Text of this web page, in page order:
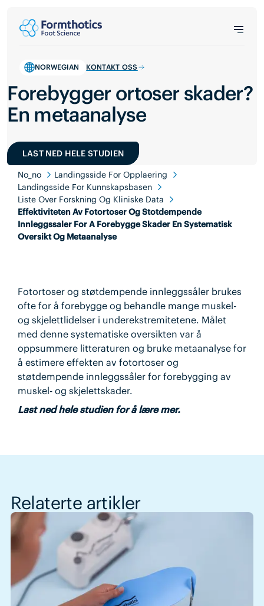
NORWEGIAN KONTAKT OSS
Forebygger ortoser skader?
En metaanalyse
LAST NED HELE STUDIEN
No_no
Landingsside For Opplaering
Landingsside For Kunnskapsbasen
Liste Over Forskning Og Kliniske Data
Effektiviteten Av Fotortoser Og Stotdempende
Innleggssaler For A Forebygge Skader En Systematisk
Oversikt Og Metaanalyse
Fotortoser og støtdempende innleggssåler brukes
ofte for å forebygge og behandle mange muskel-
og skjelettlidelser i underekstremitetene. Målet
med denne systematiske oversikten var å
oppsummere litteraturen og bruke metaanalyse for
å estimere effekten av fotortoser og
støtdempende innleggssåler for forebygging av
muskel- og skjelettskader.
Last ned hele studien for å lære mer.
Relaterte artikler